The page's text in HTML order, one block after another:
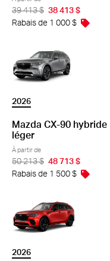
39 413 $ 38 413 $
Rabais de 1 000 $
2026
Mazda CX-90 hybride
léger
À partir de
50 213 $ 48 713 $
Rabais de 1 500 $
2026